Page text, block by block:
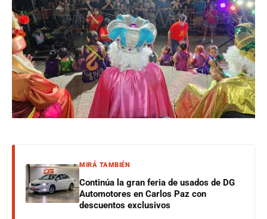
MIRÁ TAMBIÉN
Continúa la gran feria de usados de DG
Automotores en Carlos Paz con
descuentos exclusivos